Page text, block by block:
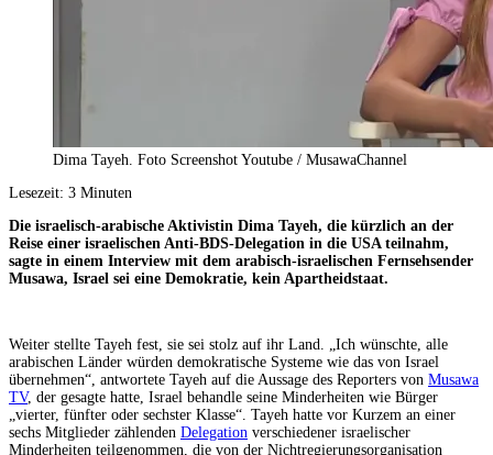
Dima Tayeh. Foto Screenshot Youtube / MusawaChannel
Lesezeit: 3 Minuten
Die israelisch-arabische Aktivistin Dima Tayeh, die kürzlich an der
Reise einer israelischen Anti-BDS-Delegation in die USA teilnahm,
sagte in einem Interview mit dem arabisch-israelischen Fernsehsender
Musawa, Israel sei eine Demokratie, kein Apartheidstaat.
Weiter stellte Tayeh fest, sie sei stolz auf ihr Land. „Ich wünschte, alle
arabischen Länder würden demokratische Systeme wie das von Israel
übernehmen“, antwortete Tayeh auf die Aussage des Reporters von Musawa
TV, der gesagte hatte, Israel behandle seine Minderheiten wie Bürger
„vierter, fünfter oder sechster Klasse“. Tayeh hatte vor Kurzem an einer
sechs Mitglieder zählenden Delegation verschiedener israelischer
Minderheiten teilgenommen, die von der Nichtregierungsorganisation